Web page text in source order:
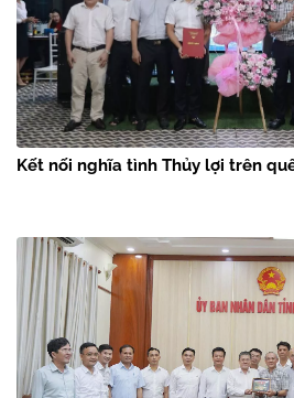
Kết nối nghĩa tình Thủy lợi trên